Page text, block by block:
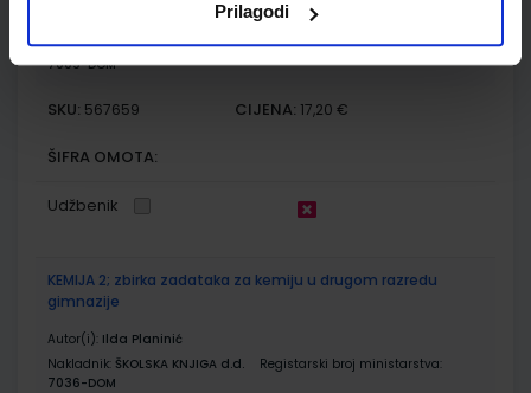
Prilagodi
Paar Hrlec Sambolek Vadlja Rešetar
Nakladnik:ŠKOLSKA KNJIGA d.d.
Registarski broj ministarstva:
7009-DOM
SKU: 567659 CIJENA: 17,20 €
ŠIFRA OMOTA:
Udžbenik
KEMIJA 2; zbirka zadataka za kemiju u drugom razredu
gimnazije
Autor(i): Ilda Planinić
Nakladnik: ŠKOLSKA KNJIGA d.d.
Registarski broj ministarstva:
7036-DOM